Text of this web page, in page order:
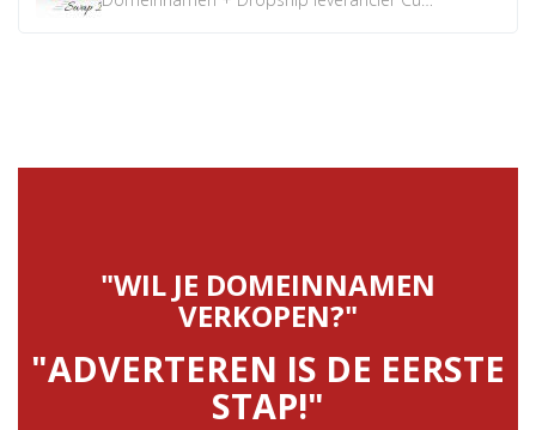
"WIL JE DOMEINNAMEN
VERKOPEN?"
"ADVERTEREN IS DE EERSTE
STAP!"